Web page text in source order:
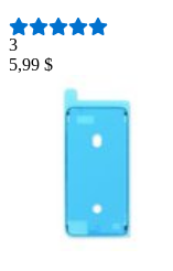
3
5,99 $